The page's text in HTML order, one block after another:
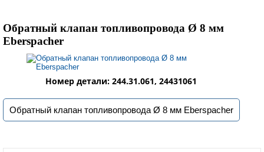
Обратный клапан топливопровода Ø 8 мм
Eberspacher
Номер детали: 244.31.061, 24431061
Обратный клапан топливопровода Ø 8 мм Eberspacher